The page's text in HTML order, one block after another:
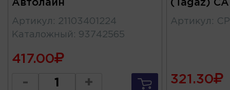
Автолайн
Артикул : 21103401224
Каталожный : 93742565
417.00
- +
(Tagaz)
Артикул :
321.30